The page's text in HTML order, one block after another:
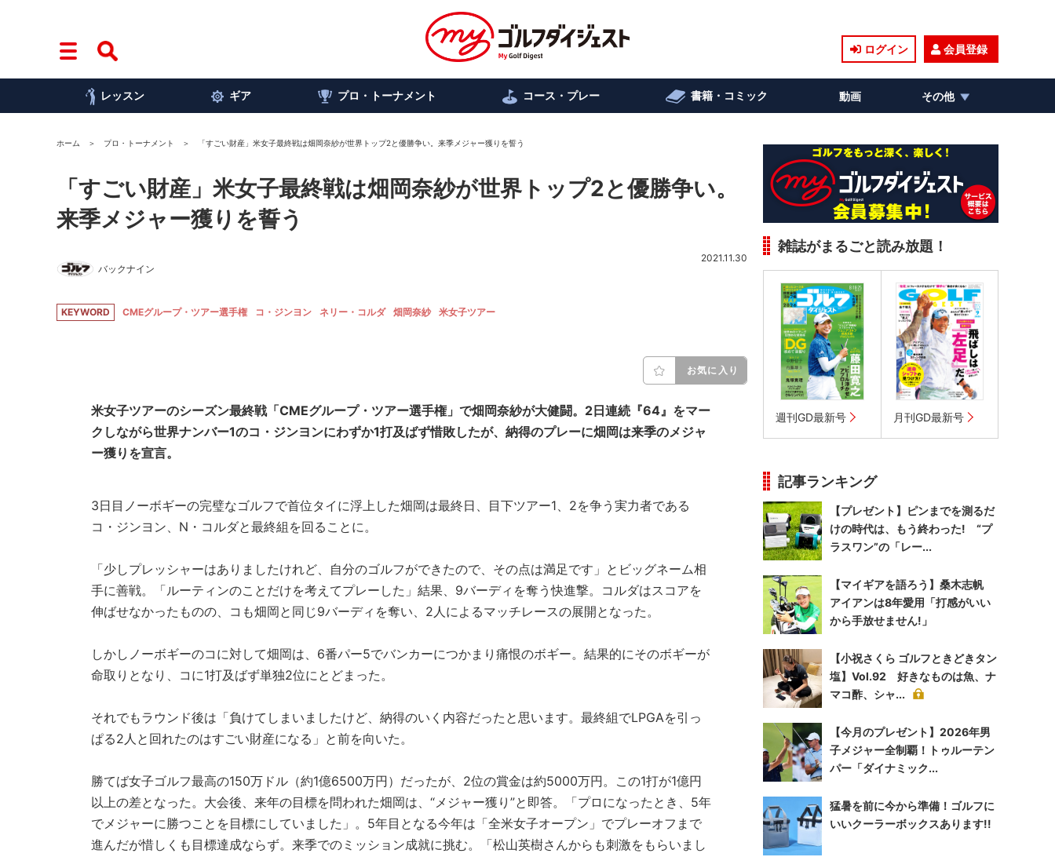
ログイン 会員登録
レッスン ギア プロ・トーナメント コース・プレー 書籍・コミック 動画 その他
ホーム プロ・トーナメント 「すごい財産」米女子最終戦は畑岡奈紗が世界トップ2と優勝争い。来季メジャー獲りを誓う
「すごい財産」米女子最終戦は畑岡奈紗が世界トップ2と優勝争い。
来季メジャー獲りを誓う
バックナイン
2021.11.30
KEYWORD CMEグループ・ツアー選手権 コ・ジンヨン ネリー・コルダ 畑岡奈紗 米女子ツアー
お気に入り
米女子ツアーのシーズン最終戦「CMEグループ・ツアー選手権」で畑岡奈紗が大健闘。2日連続『64』をマー
クしながら世界ナンバー1のコ・ジンヨンにわずか1打及ばず惜敗したが、納得のプレーに畑岡は来季のメジャ
ー獲りを宣言。
3日目ノーボギーの完璧なゴルフで首位タイに浮上した畑岡は最終日、目下ツアー1、2を争う実力者である
コ・ジンヨン、N・コルダと最終組を回ることに。
「少しプレッシャーはありましたけれど、自分のゴルフができたので、その点は満足です」とビッグネーム相
手に善戦。「ルーティンのことだけを考えてプレーした」結果、9バーディを奪う快進撃。コルダはスコアを
伸ばせなかったものの、コも畑岡と同じ9バーディを奪い、2人によるマッチレースの展開となった。
しかしノーボギーのコに対して畑岡は、6番パー5でバンカーにつかまり痛恨のボギー。結果的にそのボギーが
命取りとなり、コに1打及ばず単独2位にとどまった。
それでもラウンド後は「負けてしまいましたけど、納得のいく内容だったと思います。最終組でLPGAを引っ
ぱる2人と回れたのはすごい財産になる」と前を向いた。
勝てば女子ゴルフ最高の150万ドル（約1億6500万円）だったが、2位の賞金は約5000万円。この1打が1億円
以上の差となった。大会後、来年の目標を問われた畑岡は、“メジャー獲り”と即答。「プロになったとき、5年
でメジャーに勝つことを目標にしていました」。5年目となる今年は「全米女子オープン」でプレーオフまで
進んだが惜しくも目標達成ならず。来季でのミッション成就に挑む。「松山英樹さんからも刺激をもらいまし
雑誌がまるごと読み放題！
週刊GD最新号 月刊GD最新号
記事ランキング
【プレゼント】ピンまでを測るだ
けの時代は、もう終わった! “プ
ラスワン”の「レー...
【マイギアを語ろう】桑木志帆
アイアンは8年愛用「打感がいい
から手放せません!」
【小祝さくら ゴルフときどきタン
塩】Vol.92 好きなものは魚、ナ
マコ酢、シャ...
【今月のプレゼント】2026年男
子メジャー全制覇！トゥルーテン
パー「ダイナミック...
猛暑を前に今から準備！ゴルフに
いいクーラーボックスあります!!